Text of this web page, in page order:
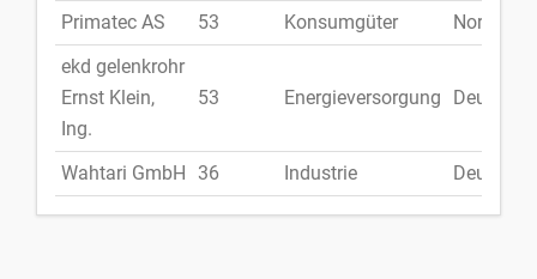
Primatec AS
53 Konsumgüter
Norwegen
ekd gelenkrohr
Ernst Klein,
Ing.
53 Energieversorgung
Wahtari GmbH 36 Industrie